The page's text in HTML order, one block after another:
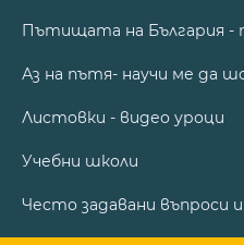
Пътищата на България -
Аз на пътя- научи ме да
Листовки - видео уроци
Учебни школи
Често задавани въпроси